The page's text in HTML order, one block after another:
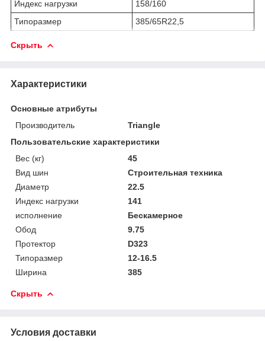
Индекс нагрузки
158/160
Типоразмер
385/65R22,5
Скрыть
Характеристики
Основные атрибуты
Производитель
Triangle
Пользовательские характеристики
Вес (кг)
45
Вид шин
Строительная техника
Диаметр
22.5
Индекс нагрузки
141
исполнение
Бескамерное
Обод
9.75
Протектор
D323
Типоразмер
12-16.5
Ширина
385
Скрыть
Условия доставки